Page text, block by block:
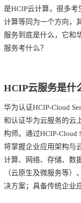
是HCIP云计算，很多
计算等同为一个方向，
服务到底是什么，它和
服务考什么？
HCIP云服务是什
华为认证HCIP-Cloud
和认证华为云服务的云
构师。通过HCIP-Cloud
将掌握企业应用架构与
计算、网络、存储、数
（云原生及微服务等
决方案；具备传统企业